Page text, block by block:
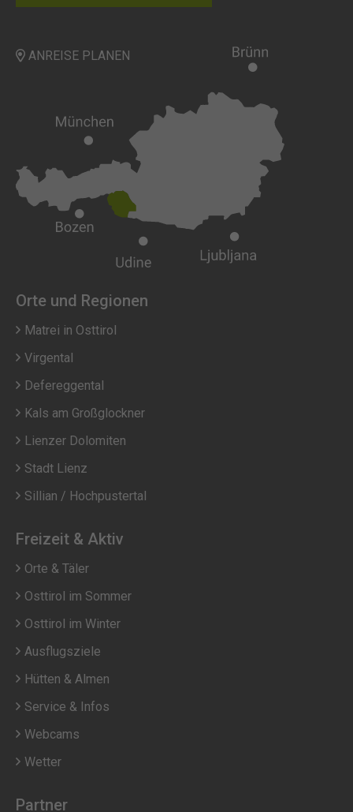
ANREISE PLANEN
Orte und Regionen
Matrei in Osttirol
Virgental
Defereggental
Kals am Großglockner
Lienzer Dolomiten
Stadt Lienz
Sillian / Hochpustertal
Freizeit & Aktiv
Orte & Täler
Osttirol im Sommer
Osttirol im Winter
Ausflugsziele
Hütten & Almen
Service & Infos
Webcams
Wetter
Partner